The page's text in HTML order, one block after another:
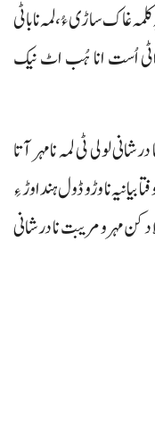
کلمہ غاک ساڑی ءُ، لمہ ناباٹی
اٹی اُست انا ہُب اٹ نیک
لولی ٹی لمہ نا مہر آتا
بیانیہ نا وڑو ڈول ہنداوڑ ءِ
کن مہر و مریبت نا درشانی